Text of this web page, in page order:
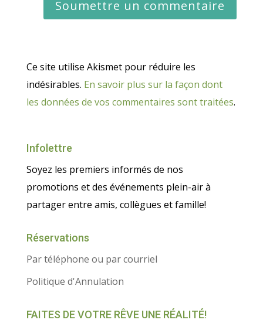
Ce site utilise Akismet pour réduire les
indésirables. En savoir plus sur la façon dont
les données de vos commentaires sont traitées.
Infolettre
Soyez les premiers informés de nos
promotions et des événements plein-air à
partager entre amis, collègues et famille!
Réservations
Par téléphone ou par courriel
Politique d'Annulation
FAITES DE VOTRE RÊVE UNE RÉALITÉ!